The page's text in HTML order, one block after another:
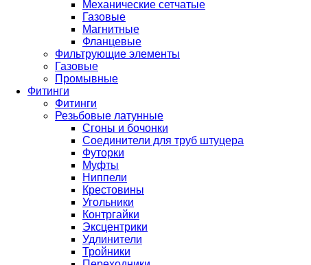
Механические сетчатые
Газовые
Магнитные
Фланцевые
Фильтрующие элементы
Газовые
Промывные
Фитинги
Фитинги
Резьбовые латунные
Сгоны и бочонки
Соединители для труб штуцера
Футорки
Муфты
Ниппели
Крестовины
Угольники
Контргайки
Эксцентрики
Удлинители
Тройники